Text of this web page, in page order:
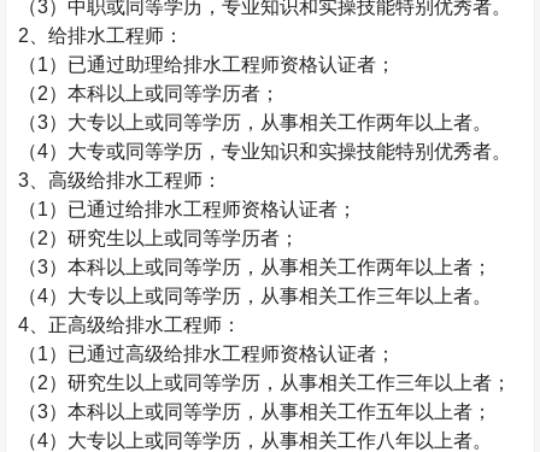
（3）中职或同等学历，专业知识和实操技能特别优秀者。
2 、给排水工程师：
（1）已通过助理给排水工程师资格认证者；
（2）本科以上或同等学历者；
（3）大专以上或同等学历，从事相关工作两年以上者。
（4）大专或同等学历，专业知识和实操技能特别优秀者。
3 、高级给排水工程师：
（1）已通过给排水工程师资格认证者；
（2）研究生以上或同等学历者；
（3）本科以上或同等学历，从事相关工作两年以上者；
（4）大专以上或同等学历，从事相关工作三年以上者。
4 、正高级给排水工程师：
（1）已通过高级给排水工程师资格认证者；
（2）研究生以上或同等学历，从事相关工作三年以上者；
（3）本科以上或同等学历，从事相关工作五年以上者；
（4）大专以上或同等学历，从事相关工作八年以上者。